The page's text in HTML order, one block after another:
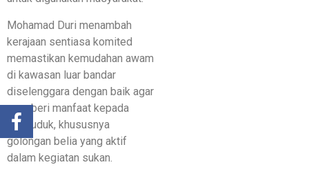
Mohamad Duri menambah
kerajaan sentiasa komited
memastikan kemudahan awam
di kawasan luar bandar
diselenggara dengan baik agar
memberi manfaat kepada
penduduk, khususnya
golongan belia yang aktif
dalam kegiatan sukan.